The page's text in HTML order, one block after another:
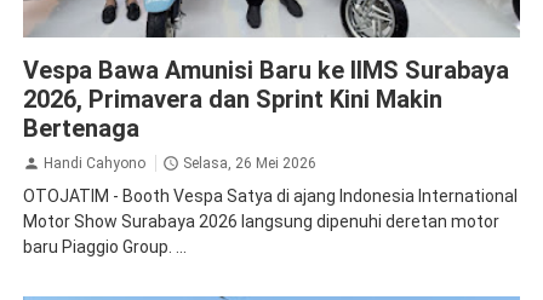
Vespa Bawa Amunisi Baru ke IIMS Surabaya
2026, Primavera dan Sprint Kini Makin
Bertenaga
Handi Cahyono Selasa, 26 Mei 2026
OTOJATIM - Booth Vespa Satya di ajang Indonesia International
Motor Show Surabaya 2026 langsung dipenuhi deretan motor
baru Piaggio Group. ...